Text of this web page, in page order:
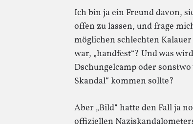
Ich bin ja ein Freund davon,
offen zu lassen, und frage
möglichen schlechten
war, „handfest“? Und was
Dschungelcamp oder
Skandal“ kommen sollte?
Aber „Bild“ hatte den Fall ja